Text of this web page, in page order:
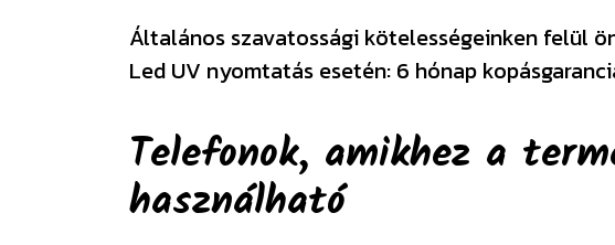
Általános szavatossági kötelességeinken felül
Led UV nyomtatás esetén: 6 hónap
Telefonok, amikhez a
használható